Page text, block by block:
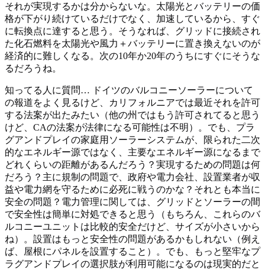
それが実現するかは分からないな。太陽光とバッテリーの価
格が下がり続けているだけでなく、加速しているから、すぐ
に転換点に達すると思う。そうなれば、グリッドに接続され
た化石燃料を太陽光や風力＋バッテリーに置き換えないのが
経済的に難しくなる。次の10年か20年のうちにすぐにそうな
るだろうね。
知ってる人に質問… ドイツのバルコニーソーラーについて
の報道をよく見るけど、カリフォルニアでは最近それを許可
する法案が出たみたい（他の州ではもう許可されてると思う
けど、CAの法案が法律になる可能性は不明）。でも、プラ
グアンドプレイの家庭用ソーラーシステムが、限られた二次
的なエネルギー源ではなく、主要なエネルギー源になるまで
どれくらいの距離があるんだろう？実現するための問題は何
だろう？主に規制の問題で、政府や電力会社、設置業者が収
益や電力網を守るために必死に戦うのかな？それとも本当に
安全の問題？電力管理に関しては、グリッドとソーラーの間
で安全性は簡単に対処できると思う（もちろん、これらのバ
ルコニーユニットは比較的安全だけど、サイズが小さいから
ね）。設置はもっと安全性の問題があるかもしれない（例え
ば、屋根にパネルを設置すること）。でも、もっと堅牢なプ
ラグアンドプレイの選択肢が利用可能になるのは現実的だと